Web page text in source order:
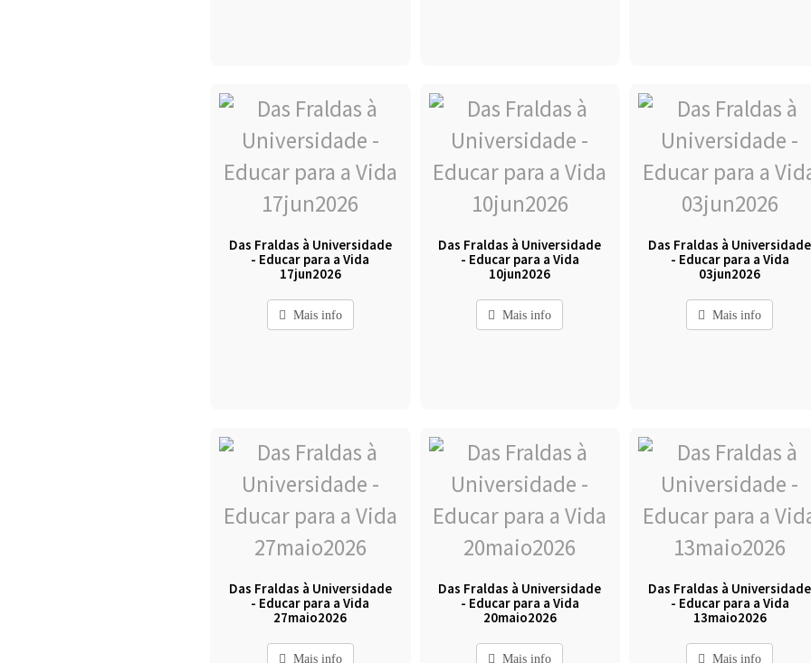
Das Fraldas à Universidade
- Educar para a Vida
17jun2026
Mais info
Das Fraldas à Universidade
- Educar para a Vida
10jun2026
Mais info
Das Fraldas à Universidade
- Educar para a Vida
03jun2026
Mais info
Das Fraldas à Universidade
- Educar para a Vida
27maio2026
Mais info
Das Fraldas à Universidade
- Educar para a Vida
20maio2026
Mais info
Das Fraldas à Universidade
- Educar para a Vida
13maio2026
Mais info